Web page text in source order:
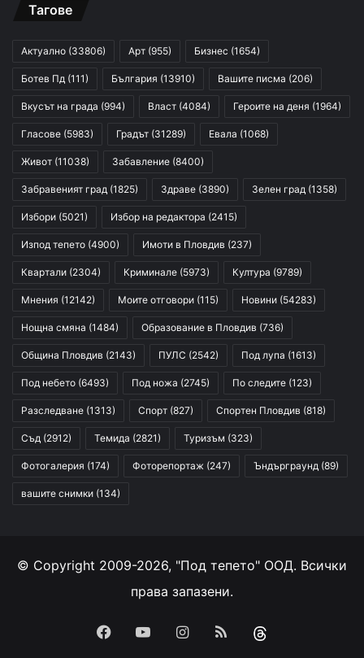
Тагове
Актуално (33806) Арт (955) Бизнес (1654)
Ботев Пд (111) България (13910) Вашите писма (206)
Вкусът на града (994) Власт (4084) Героите на деня (1964)
Гласове (5983) Градът (31289) Евала (1068)
Живот (11038) Забавление (8400)
Забравеният град (1825) Здраве (3890) Зелен град (1358)
Избори (5021) Избор на редактора (2415)
Изпод тепето (4900) Имоти в Пловдив (237)
Квартали (2304) Криминале (5973) Култура (9789)
Мнения (12142) Моите отговори (115) Новини (54283)
Нощна смяна (1484) Образование в Пловдив (736)
Община Пловдив (2143) ПУЛС (2542) Под лупа (1613)
Под небето (6493) Под ножа (2745) По следите (123)
Разследване (1313) Спорт (827) Спортен Пловдив (818)
Съд (2912) Темида (2821) Туризъм (323)
Фотогалерия (174) Фоторепортаж (247) Ъндърграунд (89)
вашите снимки (134)
© Copyright 2009-2026, "Под тепето" ООД. Всички
права запазени.
FacebookYouTubeInstagram
RSS